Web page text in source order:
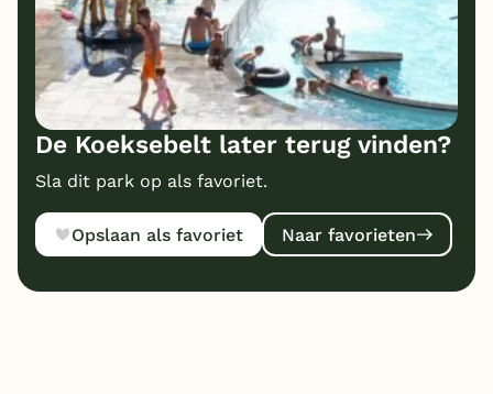
De Koeksebelt later terug vinden?
Sla dit park op als favoriet.
Opslaan als favoriet Naar favorieten